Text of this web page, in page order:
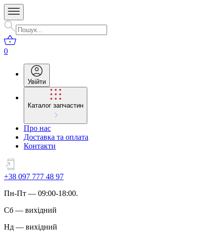
0
Увійти
Каталог запчастин
Про нас
Доставка та оплата
Контакти
+38 097 777 48 97
Пн-Пт — 09:00-18:00.
Сб — вихідний
Нд — вихідний